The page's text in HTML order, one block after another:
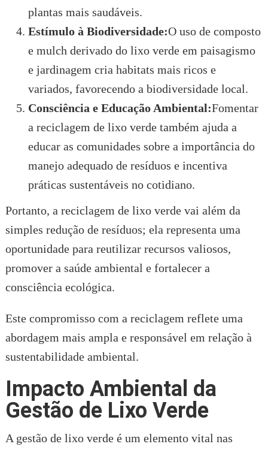
plantas mais saudáveis.
Estímulo à Biodiversidade:O uso de composto
e mulch derivado do lixo verde em paisagismo
e jardinagem cria habitats mais ricos e
variados, favorecendo a biodiversidade local.
Consciência e Educação Ambiental:Fomentar
a reciclagem de lixo verde também ajuda a
educar as comunidades sobre a importância do
manejo adequado de resíduos e incentiva
práticas sustentáveis no cotidiano.
Portanto, a reciclagem de lixo verde vai além da
simples redução de resíduos; ela representa uma
oportunidade para reutilizar recursos valiosos,
promover a saúde ambiental e fortalecer a
consciência ecológica.
Este compromisso com a reciclagem reflete uma
abordagem mais ampla e responsável em relação à
sustentabilidade ambiental.
Impacto Ambiental da
Gestão de Lixo Verde
A gestão de lixo verde é um elemento vital nas